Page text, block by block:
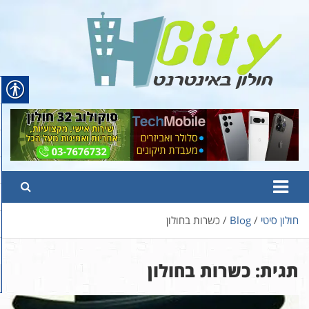
content
Hcity – חולון באינטרנט
פורטל החדשות והמידע של חולון
חולון סיטי Blog כשרות בחולון
תגית: כשרות בחולון